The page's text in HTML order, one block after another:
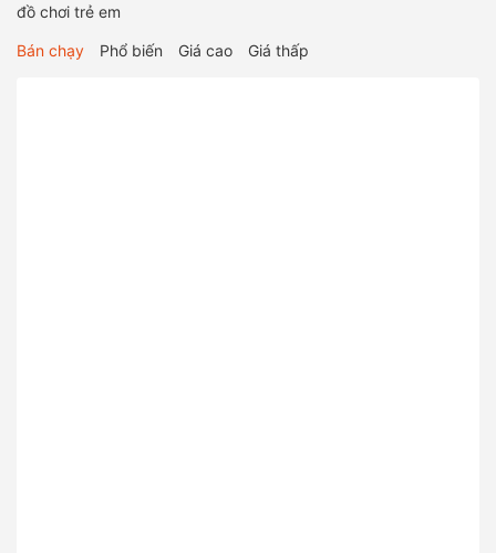
đồ chơi trẻ em
Bán chạy Phổ biến Giá cao Giá thấp